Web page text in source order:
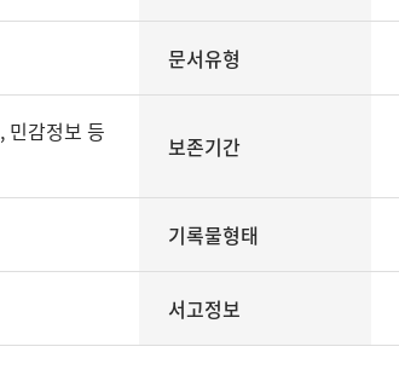
문서유형
보존기간
기록물형태
서고정보